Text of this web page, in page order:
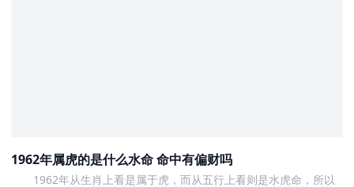
1962年属虎的是什么水命 命中有偏财吗
1962年从生肖上看是属于虎，而从五行上看则是水虎命，所以